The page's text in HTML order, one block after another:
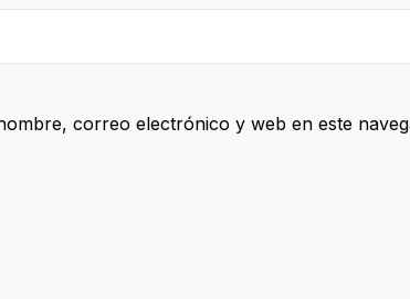
correo electrónico y web en este